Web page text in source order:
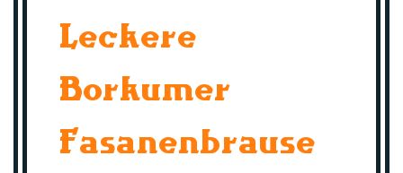
Leckere
Borkumer
Fasanenbrause